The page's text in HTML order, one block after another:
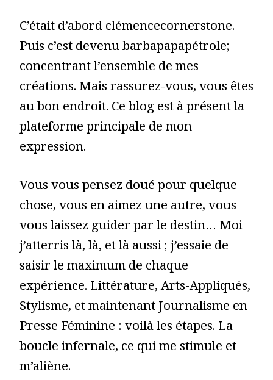
C’était d’abord clémencecornerstone.
Puis c’est devenu barbapapapétrole;
concentrant l’ensemble de mes
créations. Mais rassurez-vous, vous êtes
au bon endroit. Ce blog est à présent la
plateforme principale de mon
expression.
Vous vous pensez doué pour quelque
chose, vous en aimez une autre, vous
vous laissez guider par le destin… Moi
j’atterris là, là, et là aussi ; j’essaie de
saisir le maximum de chaque
expérience. Littérature, Arts-Appliqués,
Stylisme, et maintenant Journalisme en
Presse Féminine : voilà les étapes. La
boucle infernale, ce qui me stimule et
m’aliène.